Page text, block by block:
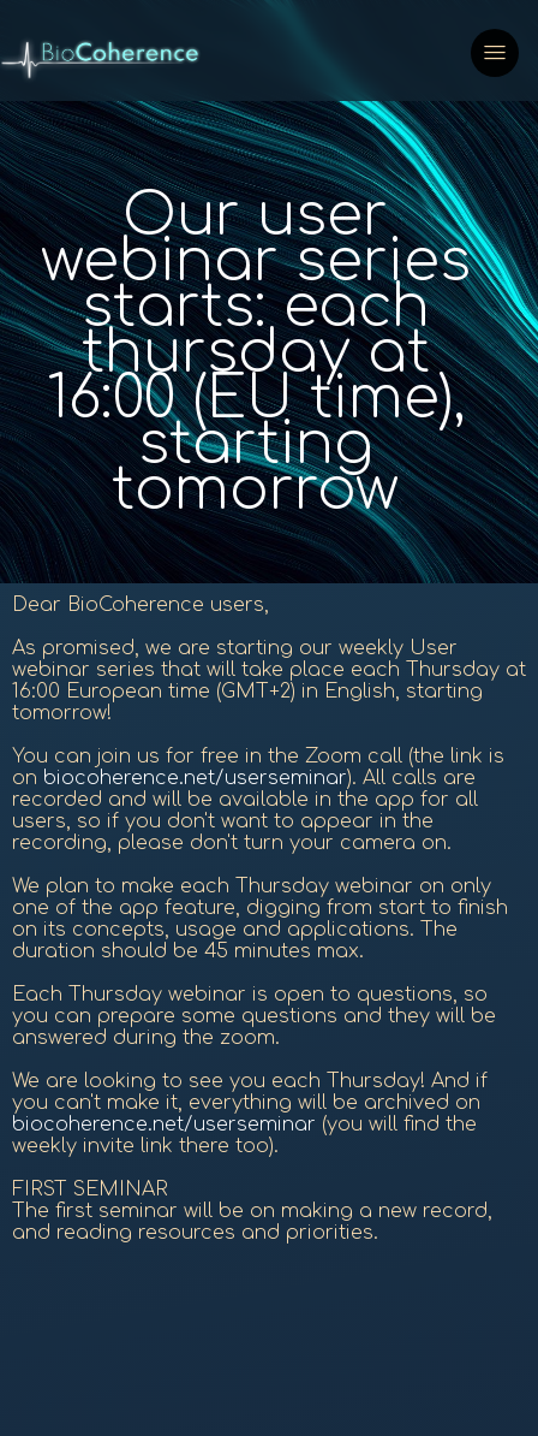
Our user
webinar series
starts: each
thursday at
16:00 (EU time),
starting
tomorrow
Dear BioCoherence users,
As promised, we are starting our weekly User
webinar series that will take place each Thursday at
16:00 European time (GMT+2) in English, starting
tomorrow!
You can join us for free in the Zoom call (the link is
on biocoherence.net/userseminar). All calls are
recorded and will be available in the app for all
users, so if you don't want to appear in the
recording, please don't turn your camera on.
We plan to make each Thursday webinar on only
one of the app feature, digging from start to finish
on its concepts, usage and applications. The
duration should be 45 minutes max.
Each Thursday webinar is open to questions, so
you can prepare some questions and they will be
answered during the zoom.
We are looking to see you each Thursday! And if
you can't make it, everything will be archived on
biocoherence.net/userseminar (you will find the
weekly invite link there too).
FIRST SEMINAR
The first seminar will be on making a new record,
and reading resources and priorities.